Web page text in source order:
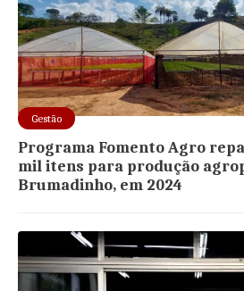
Gestão
Programa Fomento Agro
mil itens para produção
Brumadinho, em 2024